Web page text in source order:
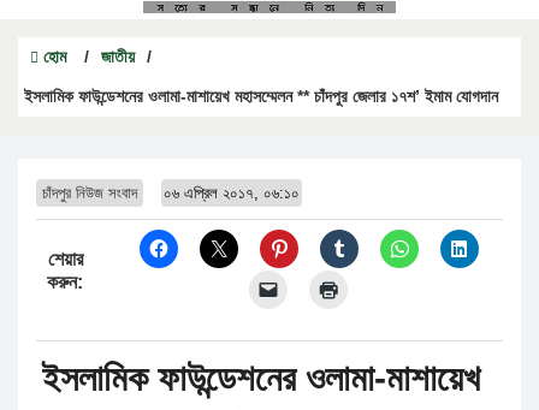
হোম / জাতীয় /
ইসলামিক ফাউন্ডেশনের ওলামা-মাশায়েখ মহাসম্মেলন ** চাঁদপুর জেলার ১৭শ’ ইমাম যোগদান
চাঁদপুর নিউজ সংবাদ ০৬ এপ্রিল ২০১৭, ০৬:১০
শেয়ার
করুন:
ইসলামিক ফাউন্ডেশনের ওলামা-মাশায়েখ